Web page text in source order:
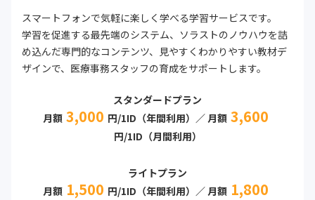
スマートフォンで気軽に楽しく学べる学習サービスです。
学習を促進する最先端のシステム、ソラストのノウハウを詰
め込んだ専門的なコンテンツ、見やすくわかりやすい教材デ
ザインで、医療事務スタッフの育成をサポートします。
スタンダードプラン
月額 3,000 円/1ID（年間利用）／ 月額 3,600
円/1ID（月間利用）
ライトプラン
月額 1,500 円/1ID（年間利用）／ 月額 1,800